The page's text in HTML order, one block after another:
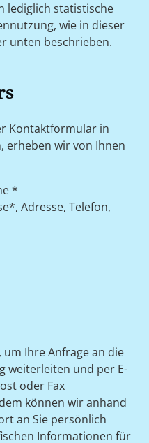
lediglich statistische
wie in dieser
unten beschrieben.
Kontaktformular in
erheben wir von Ihnen
*
Adresse, Telefon,
Ihre Anfrage an die
weiterleiten und per E-
oder Fax
können wir anhand
an Sie persönlich
Informationen für